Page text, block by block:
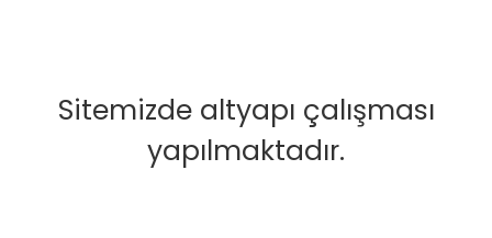
Sitemizde altyapı çalışması
yapılmaktadır.